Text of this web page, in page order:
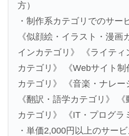
方）
・制作系カテゴリでのサー
《似顔絵・イラスト・漫画
インカテゴリ》 《ライテ
カテゴリ》 《Webサイト
カテゴリ》 《音楽・ナレー
《翻訳・語学カテゴリ》
カテゴリ》 《IT・プログラ
・単価2,000円以上のサー